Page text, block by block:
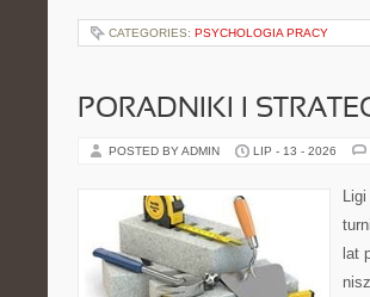
CATEGORIES: PSYCHOLOGIA PRACY
PORADNIKI I
POSTED BY ADMIN LIP - 13 - 2026
lat